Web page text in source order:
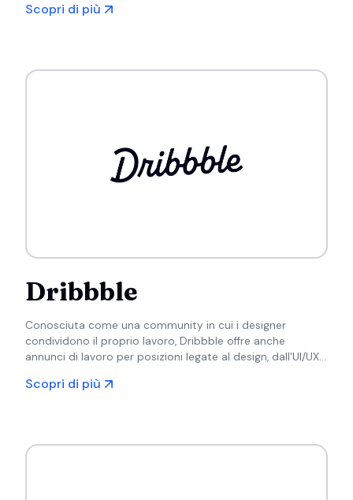
Scopri di più
Dribbble
Conosciuta come una community in cui i designer
condividono il proprio lavoro, Dribbble offre anche
annunci di lavoro per posizioni legate al design, dall'UI/UX
Scopri di più